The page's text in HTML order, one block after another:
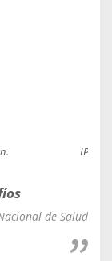
de Salud